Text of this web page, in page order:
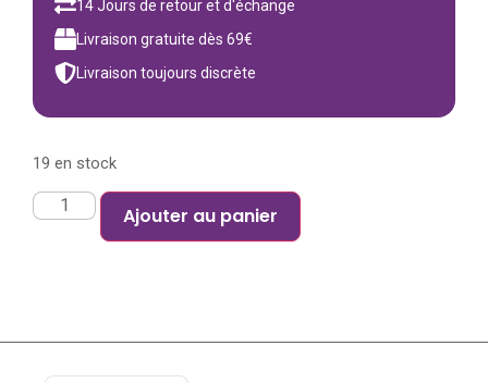
14 Jours de retour et d'échange
Livraison gratuite dès 69€
Livraison toujours discrète
19 en stock
Ajouter au panier